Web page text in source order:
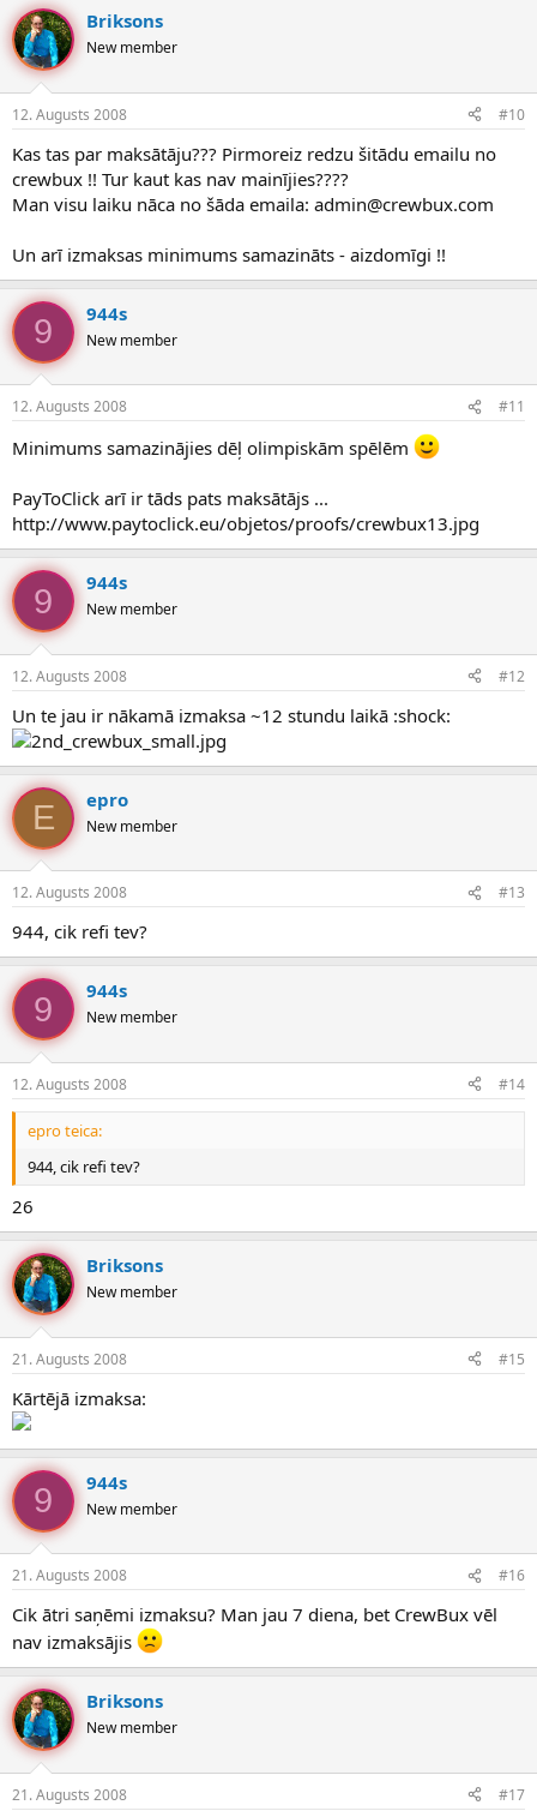
Briksons
New member
12. Augusts 2008 #10
Kas tas par maksātāju??? Pirmoreiz redzu šitādu emailu no
crewbux !! Tur kaut kas nav mainījies????
Man visu laiku nāca no šāda emaila: admin@crewbux.com
Un arī izmaksas minimums samazināts - aizdomīgi !!
9 944s
New member
12. Augusts 2008 #11
Minimums samazinājies dēļ olimpiskām spēlēm
PayToClick arī ir tāds pats maksātājs ...
http://www.paytoclick.eu/objetos/proofs/crewbux13.jpg
9 944s
New member
12. Augusts 2008 #12
Un te jau ir nākamā izmaksa ~12 stundu laikā :shock:
E epro
New member
12. Augusts 2008 #13
944, cik refi tev?
9 944s
New member
12. Augusts 2008 #14
epro teica:
944, cik refi tev?
26
Briksons
New member
21. Augusts 2008 #15
Kārtējā izmaksa:
9 944s
New member
21. Augusts 2008 #16
Cik ātri saņēmi izmaksu? Man jau 7 diena, bet CrewBux vēl
nav izmaksājis
Briksons
New member
21. Augusts 2008 #17